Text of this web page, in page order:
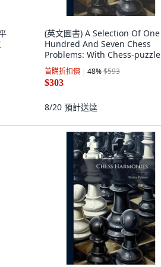
(英文圖書) A Selection Of One
Hundred And Seven Chess
Problems: With Chess-puzzle
Frontispiece 平裝版, Legare
Street Press, 英文
首購折扣價 48%$593
$303
8/20 預計送達